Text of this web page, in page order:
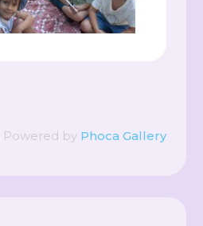
Powered by Phoca Gallery